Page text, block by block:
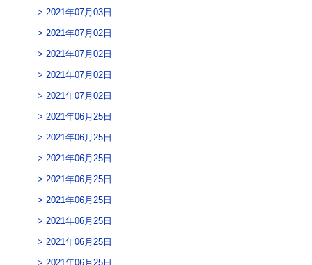
2021年07月03日
2021年07月02日
2021年07月02日
2021年07月02日
2021年07月02日
2021年06月25日
2021年06月25日
2021年06月25日
2021年06月25日
2021年06月25日
2021年06月25日
2021年06月25日
2021年06月25日